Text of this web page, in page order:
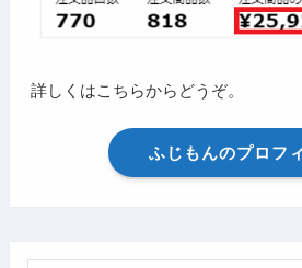
詳しくはこちらからどうぞ。
ふじもんのプロフ